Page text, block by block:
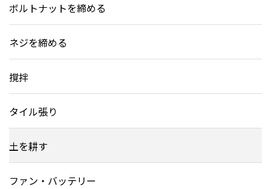
ボルトナットを締める
ネジを締める
撹拌
タイル張り
土を耕す
ファン・バッテリー